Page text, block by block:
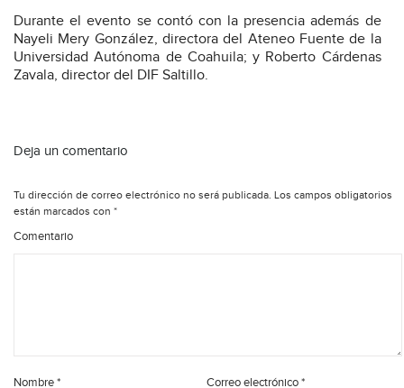
Durante el evento se contó con la presencia además de
Nayeli Mery González, directora del Ateneo Fuente de la
Universidad Autónoma de Coahuila; y Roberto Cárdenas
Zavala, director del DIF Saltillo.
Deja un comentario
Tu dirección de correo electrónico no será publicada. Los campos obligatorios
están marcados con *
Comentario
Nombre* Correo electrónico*